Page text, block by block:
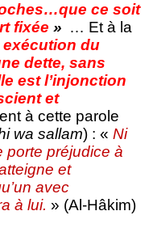
ce soit
fixée » … Et à la
exécution du
dette, sans
est l’injonction
et
à cette parole
wa sallam) : « Ni
porte préjudice à
et
avec
à lui. » (Al-Hâkim)